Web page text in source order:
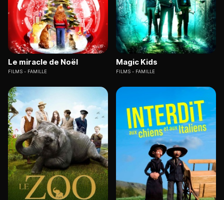
Le miracle de Noël
FILMS FAMILLE
Magic Kids
FILMS FAMILLE